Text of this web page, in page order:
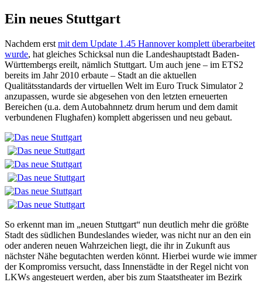
Ein neues Stuttgart
Nachdem erst mit dem Update 1.45 Hannover komplett überarbeitet
wurde, hat gleiches Schicksal nun die Landeshauptstadt Baden-
Württembergs ereilt, nämlich Stuttgart. Um auch jene – im ETS2
bereits im Jahr 2010 erbaute – Stadt an die aktuellen
Qualitätsstandards der virtuellen Welt im Euro Truck Simulator 2
anzupassen, wurde sie abgesehen von den letzten erneuerten
Bereichen (u.a. dem Autobahnnetz drum herum und dem damit
verbundenen Flughafen) komplett abgerissen und neu gebaut.
So erkennt man im „neuen Stuttgart“ nun deutlich mehr die größte
Stadt des südlichen Bundeslandes wieder, was nicht nur an den ein
oder anderen neuen Wahrzeichen liegt, die ihr in Zukunft aus
nächster Nähe begutachten werden könnt. Hierbei wurde wie immer
der Kompromiss versucht, dass Innenstädte in der Regel nicht von
LKWs angesteuert werden, aber bis zum Staatstheater im Bezirk